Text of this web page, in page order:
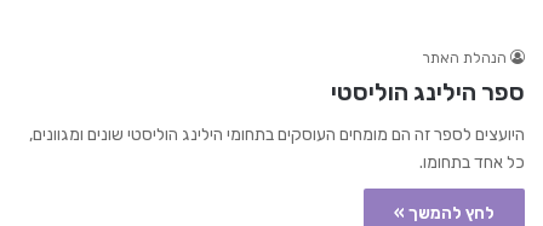
הנהלת האתר
ספר הילינג הוליסטי
היועצים לספר זה הם מומחים העוסקים בתחומי הילינג הוליסטי שונים ומגוונים,
כל אחד בתחומו.
לחץ להמשך »